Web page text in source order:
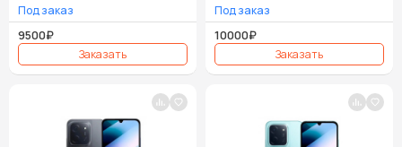
9500₽ 10000₽